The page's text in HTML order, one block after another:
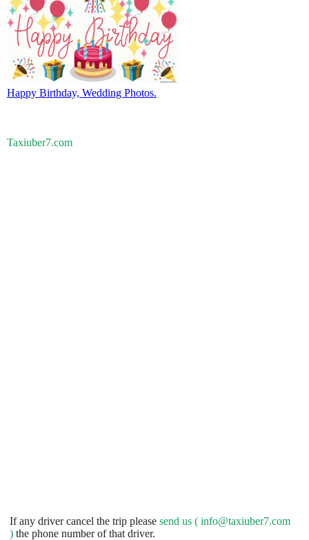
Happy Birthday, Wedding Photos.
Taxiuber7.com
If any driver cancel the trip please send us ( info@taxiuber7.com
) the phone number of that driver.